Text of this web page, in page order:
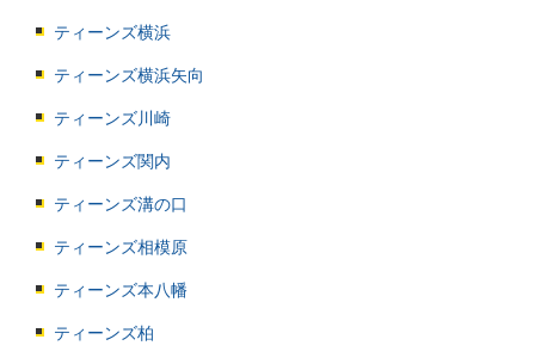
ティーンズ横浜
ティーンズ横浜矢向
ティーンズ川崎
ティーンズ関内
ティーンズ溝の口
ティーンズ相模原
ティーンズ本八幡
ティーンズ柏